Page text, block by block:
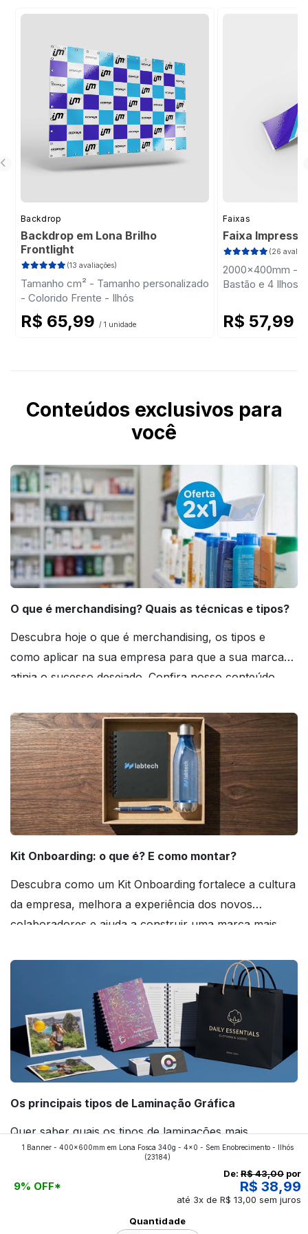
e a campanha desenvolvida.
Backdrop
Backdrop em Lona Brilho
Frontlight
(13 avaliações)
Tamanho cm² - Tamanho personalizado
- Colorido Frente - Ilhós
R$ 65,99 / 1 unidade
Faixas
Faixa Impressa
(26
2000x400mm -
Bastão e 4
R$ 57,99
Conteúdos exclusivos para
você
O que é merchandising? Quais as técnicas e tipos?
Descubra hoje o que é merchandising, os tipos e
como aplicar na sua empresa para que a sua marca
atinja o sucesso desejado. Confira nosso conteúdo
Kit Onboarding: o que é? E como montar?
Descubra como um Kit Onboarding fortalece a cultura
da empresa, melhora a experiência dos novos
colaboradores e ajuda a construir uma marca mais
Os principais tipos de Laminação Gráfica
Quer saber quais os tipos de laminações mais
aplicados nos impressos da gráfica FuturaIM? Então,
continue a leitura que vamos revelar para você!
1 Banner - 400x600mm em Lona Fosca 340g - 4x0 - Sem Enobrecimento - Ilhós
(23184)
9% OFF*
De: R$ 43,00 por
R$ 38,99
até 3x de R$ 13,00 sem juros
Quantidade